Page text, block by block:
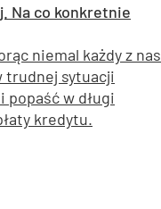
Na co konkretnie
niemal każdy z nas
trudnej sytuacji
popaść w długi
kredytu.